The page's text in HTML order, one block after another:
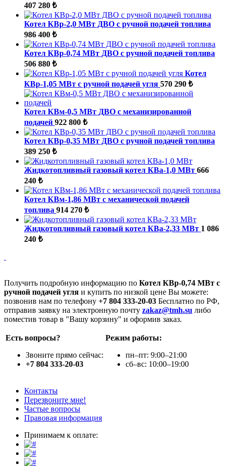
407 280 ₺
Котел КВр-2,0 МВт ДВО с ручной подачей топлива
986 400 ₺
Котел КВр-0,74 МВт ДВО с ручной подачей топлива
506 880 ₺
Котел
КВр-1,05 МВт с ручной подачей угля 570 290 ₺
Котел КВм-0,5 МВт ДВО с механизированной
подачей 922 800 ₺
Котел КВр-0,35 МВт ДВО с ручной подачей топлива
389 250 ₺
Жидкотопливный газовый котел КВа-1,0 МВт 666
240 ₺
Котел КВм-1,86 МВт с механической подачей
топлива 914 270 ₺
Жидкотопливный газовый котел КВа-2,33 МВт 1 086
240 ₺
Получить подробную информацию по Котел КВр-0,74 МВт с
ручной подачей угля и купить по низкой цене Вы можете:
позвонив нам по телефону +7 804 333-20-03 Бесплатно по РФ,
отправив заявку на электронную почту zakaz@tmh.su либо
поместив товар в "Вашу корзину" и оформив заказ.
Есть вопросы?
Звоните прямо сейчас:
+7 804 333-20-03
Режим работы:
пн–пт: 9:00–21:00
сб–вс: 10:00–19:00
Контакты
Перезвоните мне!
Частые вопросы
Правовая информация
Принимаем к оплате: